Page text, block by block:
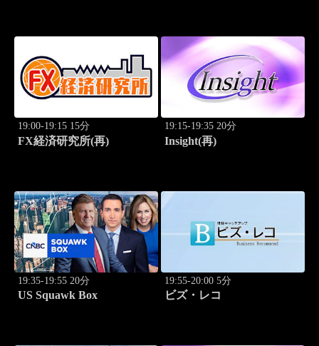
19:00-19:15 15分
FX経済研究所(再)
19:15-19:35 20分
Insight(再)
19:35-19:55 20分
US Squawk Box
19:55-20:00 5分
ビズ・レコ